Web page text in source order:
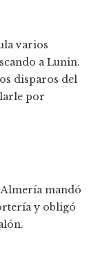
varios
a Lunin.
disparos del
por
Almería mandó
y obligó